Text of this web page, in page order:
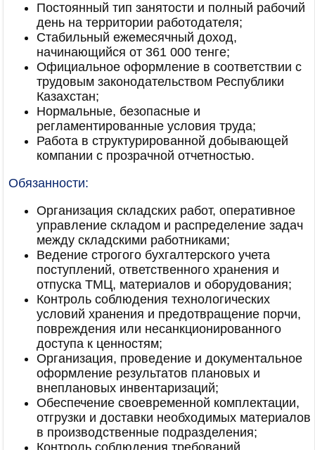
Постоянный тип занятости и полный рабочий
день на территории работодателя;
Стабильный ежемесячный доход,
начинающийся от 361 000 тенге;
Официальное оформление в соответствии с
трудовым законодательством Республики
Казахстан;
Нормальные, безопасные и
регламентированные условия труда;
Работа в структурированной добывающей
компании с прозрачной отчетностью.
Обязанности:
Организация складских работ, оперативное
управление складом и распределение задач
между складскими работниками;
Ведение строгого бухгалтерского учета
поступлений, ответственного хранения и
отпуска ТМЦ, материалов и оборудования;
Контроль соблюдения технологических
условий хранения и предотвращение порчи,
повреждения или несанкционированного
доступа к ценностям;
Организация, проведение и документальное
оформление результатов плановых и
внеплановых инвентаризаций;
Обеспечение своевременной комплектации,
отгрузки и доставки необходимых материалов
в производственные подразделения;
Контроль соблюдения требований